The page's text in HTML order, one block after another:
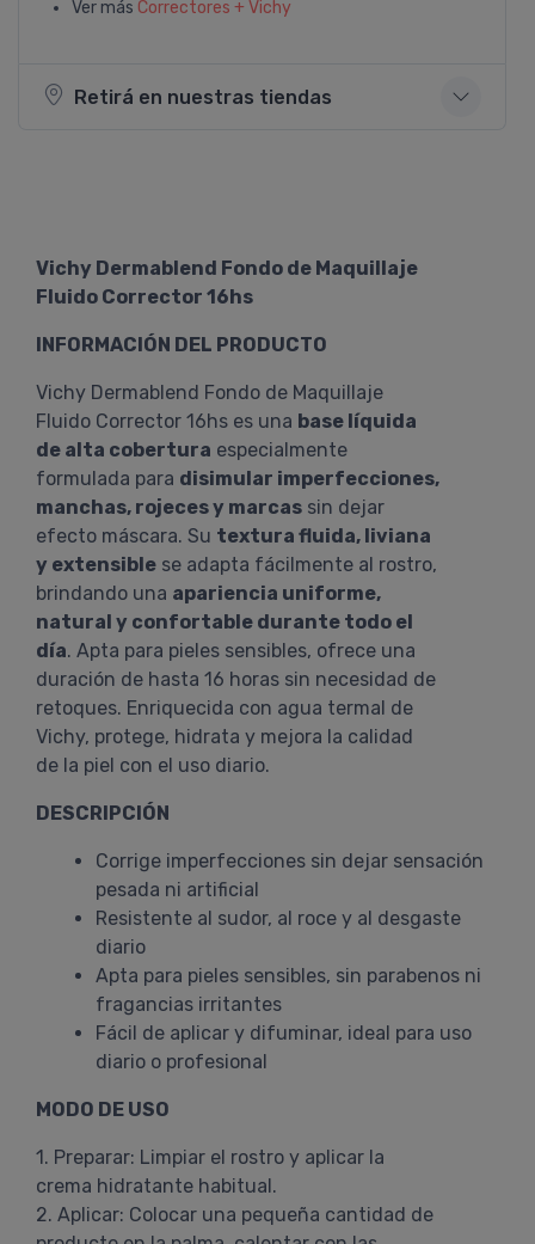
Ver más Correctores + Vichy
Retirá en nuestras tiendas
Vichy Dermablend Fondo de Maquillaje
Fluido Corrector 16hs
INFORMACIÓN DEL PRODUCTO
Vichy Dermablend Fondo de Maquillaje
Fluido Corrector 16hs es una base líquida
de alta cobertura especialmente
formulada para disimular imperfecciones,
manchas, rojeces y marcas sin dejar
efecto máscara. Su textura fluida, liviana
y extensible se adapta fácilmente al rostro,
brindando una apariencia uniforme,
natural y confortable durante todo el
día. Apta para pieles sensibles, ofrece una
duración de hasta 16 horas sin necesidad de
retoques. Enriquecida con agua termal de
Vichy, protege, hidrata y mejora la calidad
de la piel con el uso diario.
DESCRIPCIÓN
Corrige imperfecciones sin dejar sensación
pesada ni artificial
Resistente al sudor, al roce y al desgaste
diario
Apta para pieles sensibles, sin parabenos ni
fragancias irritantes
Fácil de aplicar y difuminar, ideal para uso
diario o profesional
MODO DE USO
1. Preparar: Limpiar el rostro y aplicar la
crema hidratante habitual.
2. Aplicar: Colocar una pequeña cantidad de